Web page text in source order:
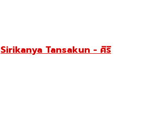
Sirikanya Tansakun - ศิริ